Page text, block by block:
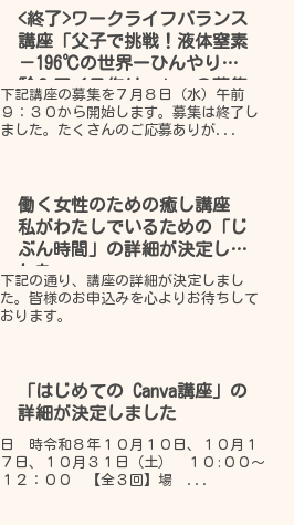
<終了>ワークライフバランス
講座「父子で挑戦！液体窒素
－196℃の世界ーひんやり実
験＆アイス作りー」 の募集
を開始します
下記講座の募集を７月８日（水）午前
９：３０から開始します。募集は終了し
ました。たくさんのご応募ありが...
働く女性のための癒し講座
私がわたしでいるための「じ
ぶん時間」の詳細が決定しま
した。
下記の通り、講座の詳細が決定しまし
た。皆様のお申込みを心よりお待ちして
おります。
「はじめての Canva講座」の
詳細が決定しました
日 時令和８年１０月１０日、１０月１
７日、１０月３１日（土） １０:００～
１２：００ 【全３回】場 ...